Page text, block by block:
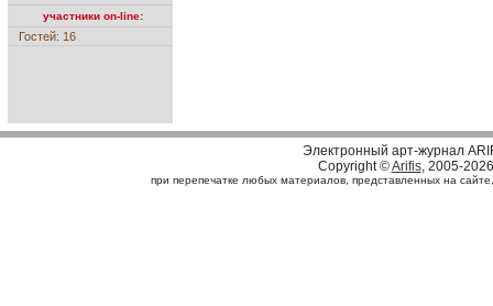
участники on-line:
Гостей: 16
Электронный арт-журнал
Copyright ©Arifis, 2005-2026
при перепечатке любых материалов, представленных на